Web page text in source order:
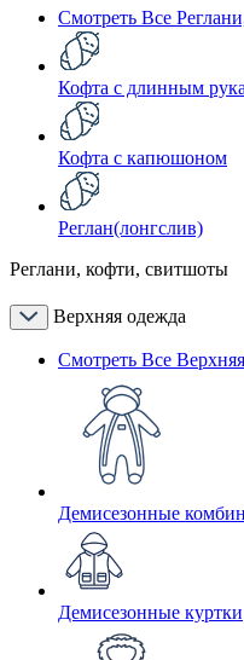
Смотреть Все
Кофта с длинным
Кофта с капюшоном
Реглан(лонгслив)
Реглани, кофти, свитшоты
Верхняя одежда
Смотреть Все
Демисезонные
Демисезонные куртки